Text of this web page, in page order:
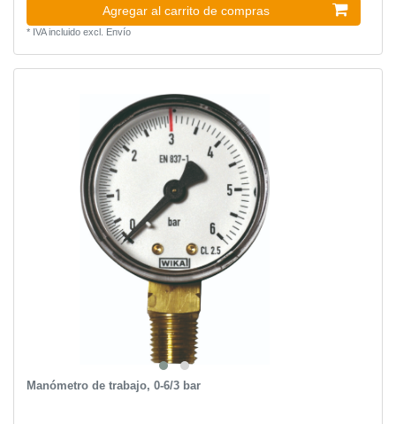
Agregar al carrito de compras
* IVA incluidoexcl. Envío
Manómetro de trabajo, 0-6/3 bar